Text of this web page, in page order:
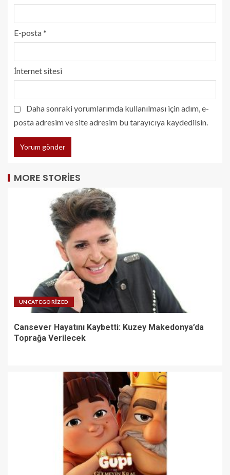
E-posta*
İnternet sitesi
Daha sonraki yorumlarımda kullanılması için adım, e-
posta adresim ve site adresim bu tarayıcıya kaydedilsin.
MORE STORIES
UNCATEGORIZED
Cansever Hayatını Kaybetti: Kuzey Makedonya’da
Toprağa Verilecek